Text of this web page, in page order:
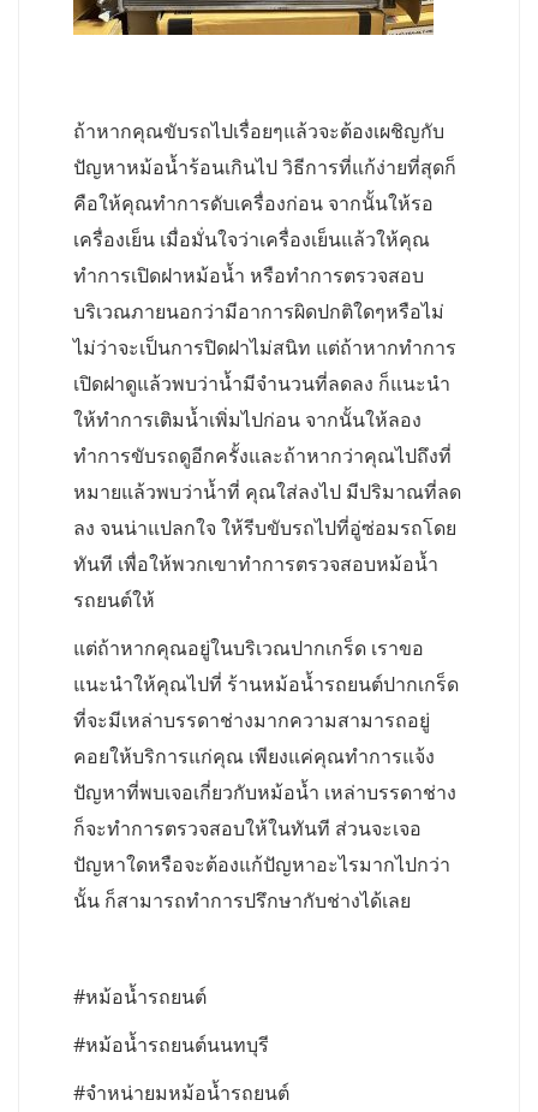
ถ้าหากคุณขับรถไปเรื่อยๆแล้วจะต้องเผชิญกับ
ปัญหาหม้อน้ำร้อนเกินไป วิธีการที่แก้ง่ายที่สุดก็
คือให้คุณทำการดับเครื่องก่อน จากนั้นให้รอ
เครื่องเย็น เมื่อมั่นใจว่าเครื่องเย็นแล้วให้คุณ
ทำการเปิดฝาหม้อน้ำ หรือทำการตรวจสอบ
บริเวณภายนอกว่ามีอาการผิดปกติใดๆหรือไม่
ไม่ว่าจะเป็นการปิดฝาไม่สนิท แต่ถ้าหากทำการ
เปิดฝาดูแล้วพบว่าน้ำมีจำนวนที่ลดลง ก็แนะนำ
ให้ทำการเติมน้ำเพิ่มไปก่อน จากนั้นให้ลอง
ทำการขับรถดูอีกครั้งและถ้าหากว่าคุณไปถึงที่
หมายแล้วพบว่าน้ำที่ คุณใส่ลงไป มีปริมาณที่ลด
ลง จนน่าแปลกใจ ให้รีบขับรถไปที่อู่ซ่อมรถโดย
ทันที เพื่อให้พวกเขาทำการตรวจสอบหม้อน้ำ
รถยนต์ให้
แต่ถ้าหากคุณอยู่ในบริเวณปากเกร็ด เราขอ
แนะนำให้คุณไปที่ ร้านหม้อน้ำรถยนต์ปากเกร็ด
ที่จะมีเหล่าบรรดาช่างมากความสามารถอยู่
คอยให้บริการแก่คุณ เพียงแค่คุณทำการแจ้ง
ปัญหาที่พบเจอเกี่ยวกับหม้อน้ำ เหล่าบรรดาช่าง
ก็จะทำการตรวจสอบให้ในทันที ส่วนจะเจอ
ปัญหาใดหรือจะต้องแก้ปัญหาอะไรมากไปกว่า
นั้น ก็สามารถทำการปรึกษากับช่างได้เลย
#หม้อน้ำรถยนต์
#หม้อน้ำรถยนต์นนทบุรี
#จำหน่ายมหม้อน้ำรถยนต์